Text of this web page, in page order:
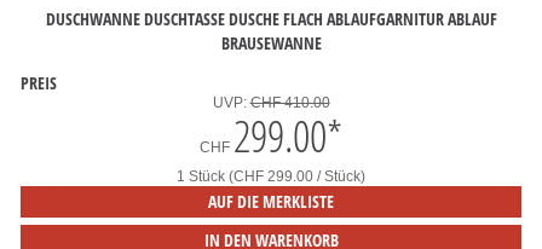
DUSCHWANNE DUSCHTASSE DUSCHE FLACH ABLAUFGARNITUR ABLAUF
BRAUSEWANNE
PREIS
UVP:CHF 410.00
CHF 299.00*
1 Stück (CHF 299.00 / Stück)
AUF DIE MERKLISTE
IN DEN WARENKORB